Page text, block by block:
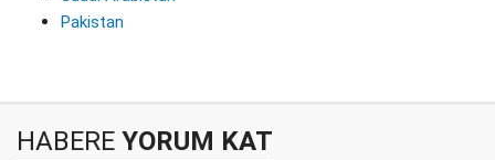
Pakistan
HABERE YORUM KAT